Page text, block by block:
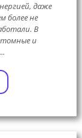
даже
более не
В
и